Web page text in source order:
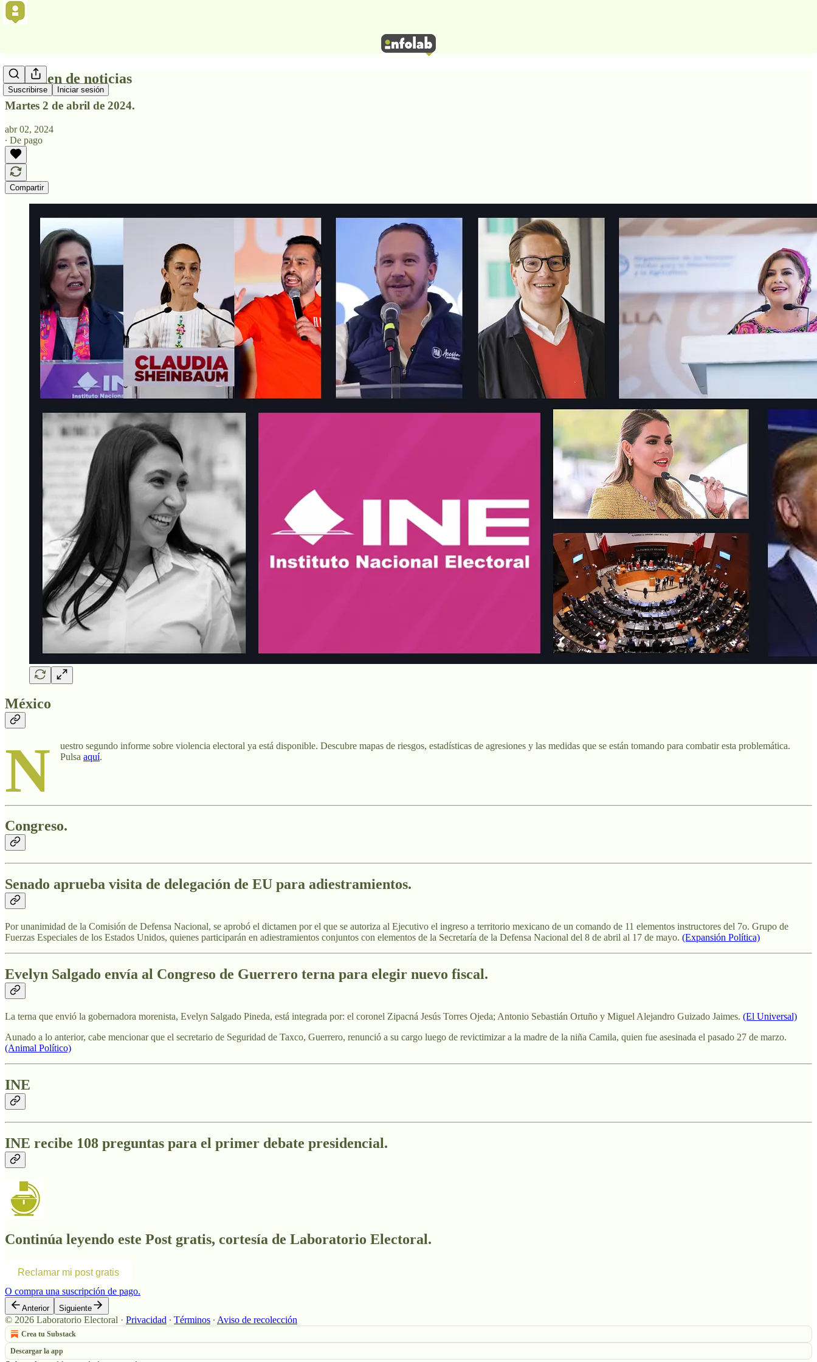
Suscribirse Iniciar sesión
Resumen de noticias
Martes 2 de abril de 2024.
abr 02, 2024
∙ De pago
Compartir
México
N
uestro segundo informe sobre violencia electoral ya está disponible. Descubre mapas de riesgos, estadísticas de agresiones y las medidas que se están tomando para combatir esta problemática.
Pulsa aquí.
Congreso.
Senado aprueba visita de delegación de EU para adiestramientos.
Por unanimidad de la Comisión de Defensa Nacional, se aprobó el dictamen por el que se autoriza al Ejecutivo el ingreso a territorio mexicano de un comando de 11 elementos instructores del 7o. Grupo de
Fuerzas Especiales de los Estados Unidos, quienes participarán en adiestramientos conjuntos con elementos de la Secretaría de la Defensa Nacional del 8 de abril al 17 de mayo. (Expansión Política)
Evelyn Salgado envía al Congreso de Guerrero terna para elegir nuevo fiscal.
La terna que envió la gobernadora morenista, Evelyn Salgado Pineda, está integrada por: el coronel Zipacná Jesús Torres Ojeda; Antonio Sebastián Ortuño y Miguel Alejandro Guizado Jaimes. (El Universal)
Aunado a lo anterior, cabe mencionar que el secretario de Seguridad de Taxco, Guerrero, renunció a su cargo luego de revictimizar a la madre de la niña Camila, quien fue asesinada el pasado 27 de marzo.
(Animal Político)
INE
INE recibe 108 preguntas para el primer debate presidencial.
Continúa leyendo este Post gratis, cortesía de Laboratorio Electoral.
Reclamar mi post gratis
O compra una suscripción de pago.
Anterior Siguiente
© 2026 Laboratorio Electoral · Privacidad ∙ Términos ∙ Aviso de recolección
Crea tu Substack
Descargar la app